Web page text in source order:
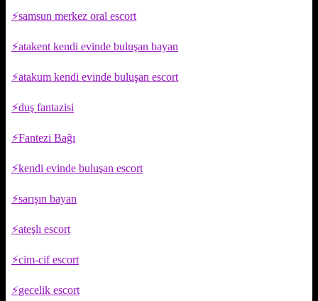
samsun merkez oral escort
atakent kendi evinde buluşan bayan
atakum kendi evinde buluşan escort
duş fantazisi
Fantezi Bağı
kendi evinde buluşan escort
sarışın bayan
ateşlı escort
cim-cif escort
gecelik escort